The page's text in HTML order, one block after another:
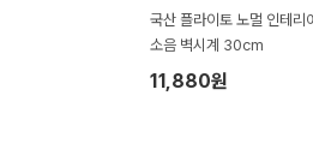
국산 플라이토 노멀 인테리어 무
소음 벽시계 30cm
11,880원